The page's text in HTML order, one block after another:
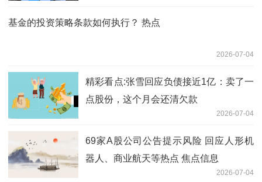
基金的投资策略条款如何执行？ 热点
2026-07-04
精彩看点:张雪回应负债接近1亿：卖了一
点股份，这个月会还清欠款
2026-07-04
69家A股公司公告提示风险 回应人形机
器人、商业航天等热点 焦点信息
2026-07-04